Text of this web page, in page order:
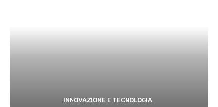
INNOVAZIONE E TECNOLOGIA